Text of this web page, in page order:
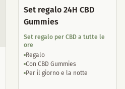
Set regalo 24H CBD
Gummies
Set regalo per CBD a tutte le
ore
Regalo
Con CBD Gummies
Per il giorno e la notte